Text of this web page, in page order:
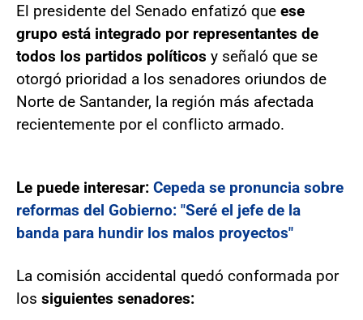
El presidente del Senado enfatizó que ese
grupo está integrado por representantes de
todos los partidos políticos y señaló que se
otorgó prioridad a los senadores oriundos de
Norte de Santander, la región más afectada
recientemente por el conflicto armado.
Le puede interesar: Cepeda se pronuncia sobre
reformas del Gobierno: "Seré el jefe de la
banda para hundir los malos proyectos"
La comisión accidental quedó conformada por
los siguientes senadores: